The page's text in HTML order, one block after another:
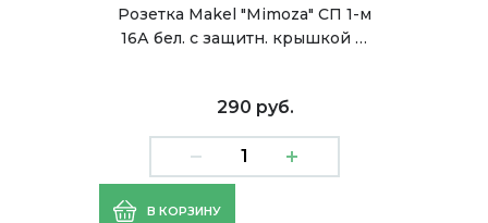
Розетка Makel "Mimoza" СП 1-м
16А бел. с защитн. крышкой …
290 руб.
В КОРЗИНУ